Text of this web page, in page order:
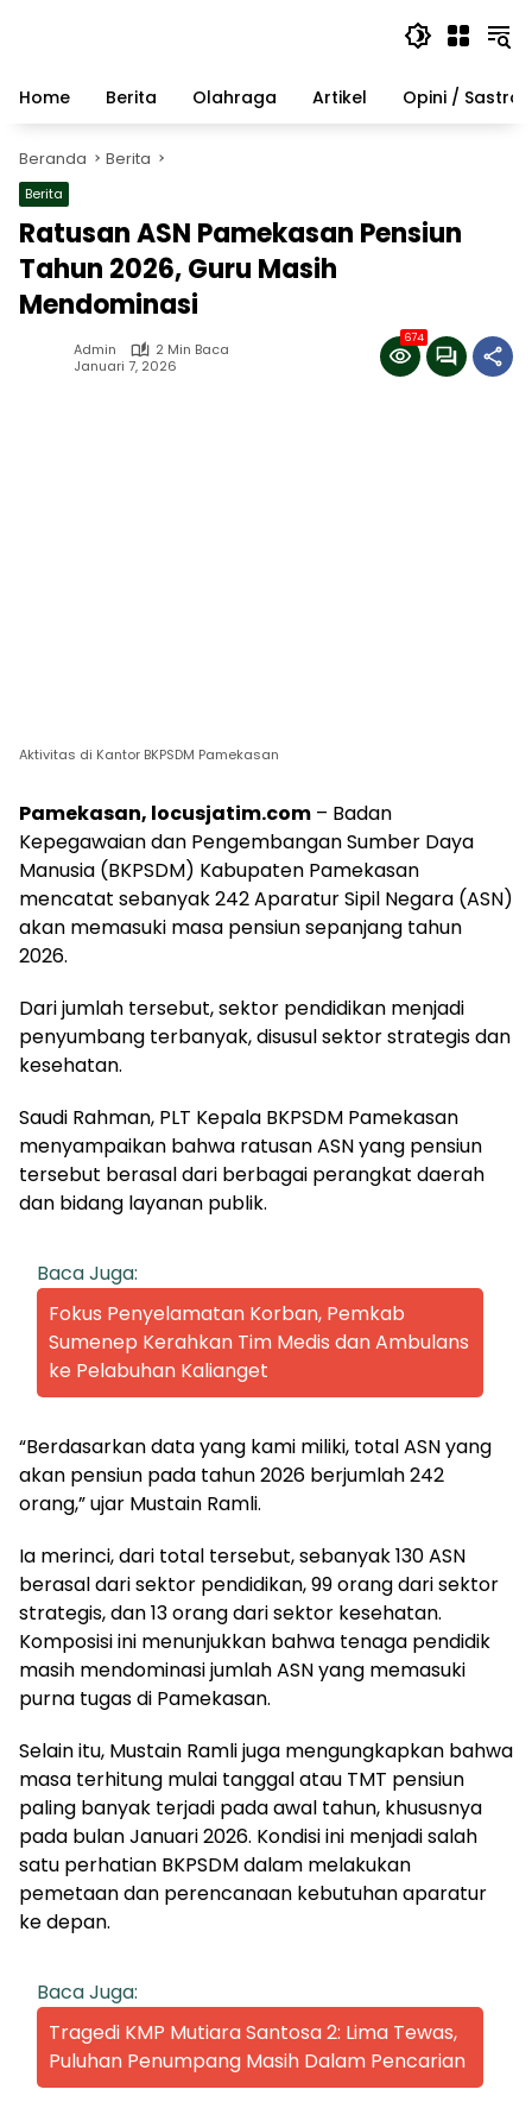
Home
Berita Olahraga Artikel Opini / Sastra
Beranda Berita
Berita
Ratusan ASN Pamekasan Pensiun
Tahun 2026, Guru Masih
Mendominasi
Admin
2 Min Baca
Januari 7, 2026
674
Aktivitas di Kantor BKPSDM Pamekasan
Pamekasan, locusjatim.com – Badan
Kepegawaian dan Pengembangan Sumber Daya
Manusia (BKPSDM) Kabupaten Pamekasan
mencatat sebanyak 242 Aparatur Sipil Negara (ASN)
akan memasuki masa pensiun sepanjang tahun
2026.
Dari jumlah tersebut, sektor pendidikan menjadi
penyumbang terbanyak, disusul sektor strategis dan
kesehatan.
Saudi Rahman, PLT Kepala BKPSDM Pamekasan
menyampaikan bahwa ratusan ASN yang pensiun
tersebut berasal dari berbagai perangkat daerah
dan bidang layanan publik.
Baca Juga:
Fokus Penyelamatan Korban, Pemkab
Sumenep Kerahkan Tim Medis dan Ambulans
ke Pelabuhan Kalianget
“Berdasarkan data yang kami miliki, total ASN yang
akan pensiun pada tahun 2026 berjumlah 242
orang,” ujar Mustain Ramli.
Ia merinci, dari total tersebut, sebanyak 130 ASN
berasal dari sektor pendidikan, 99 orang dari sektor
strategis, dan 13 orang dari sektor kesehatan.
Komposisi ini menunjukkan bahwa tenaga pendidik
masih mendominasi jumlah ASN yang memasuki
purna tugas di Pamekasan.
Selain itu, Mustain Ramli juga mengungkapkan bahwa
masa terhitung mulai tanggal atau TMT pensiun
paling banyak terjadi pada awal tahun, khususnya
pada bulan Januari 2026. Kondisi ini menjadi salah
satu perhatian BKPSDM dalam melakukan
pemetaan dan perencanaan kebutuhan aparatur
ke depan.
Baca Juga:
Tragedi KMP Mutiara Santosa 2: Lima Tewas,
Puluhan Penumpang Masih Dalam Pencarian